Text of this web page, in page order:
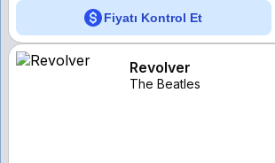
Fiyatı Kontrol Et
Revolver
The Beatles